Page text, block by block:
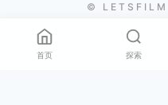
© LETSFILM
首页 探索